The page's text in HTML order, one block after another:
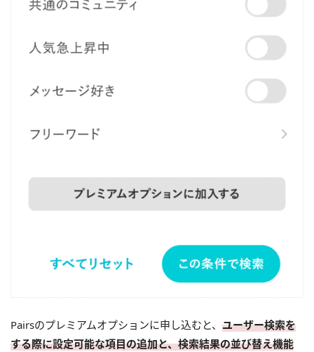
Pairsのプレミアムオプションに申し込むと、 ユーザー検索を
する際に設定可能な項目の追加と、検索結果の並び替え機能